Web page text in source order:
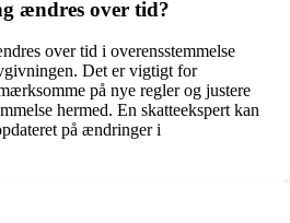
ændres over tid?
over tid i overensstemmelse
Det er vigtigt for
på nye regler og justere
hermed. En skatteekspert kan
på ændringer i